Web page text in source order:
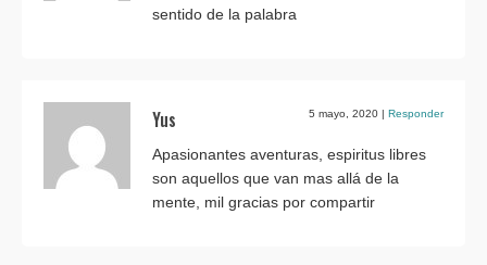
sentido de la palabra
Yus 5 mayo, 2020 | Responder
Apasionantes aventuras, espiritus libres
son aquellos que van mas allá de la
mente, mil gracias por compartir